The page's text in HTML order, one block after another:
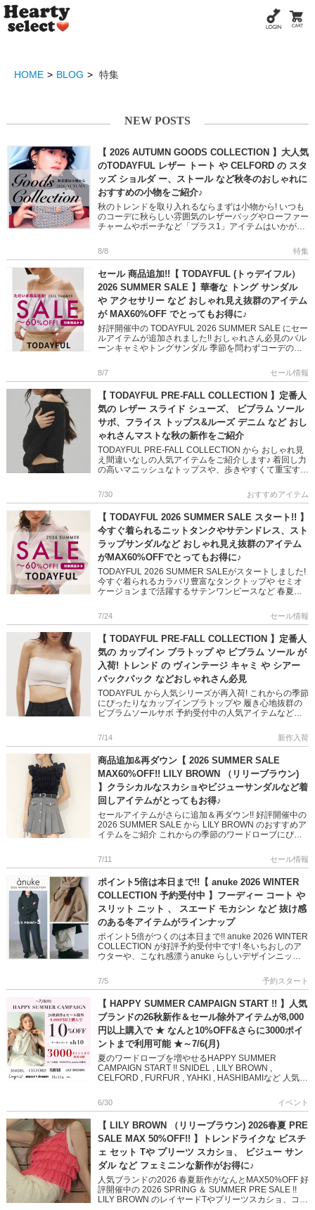
HOME BLOG 特集
NEW POSTS
【 2026 AUTUMN GOODS COLLECTION 】大人気
のTODAYFUL レザー トート や CELFORD の スタ
ッズ ショルダ ー、ストール など秋冬のおしゃれに
おすすめの小物をご紹介♪
秋のトレンドを取り入れるならまずは小物から! いつも
のコーデに秋らしい雰囲気のレザーバッグやローファー
チャームやポーチなど「プラス1」アイテムはいかがで
い小物をピック […]
8/8 特集
セール 商品追加!!【 TODAYFUL (トゥデイフル）
2026 SUMMER SALE 】華奢な トング サンダル
や アクセサリー など おしゃれ見え抜群のアイテム
が MAX60%OFF でとってもお得に♪
好評開催中の TODAYFUL 2026 SUMMER SALE にセー
ルアイテムが追加されました!! おしゃれさん必見のバル
ーンキャミやトングサンダル 季節を問わずコーデのア
8/7 セール情報
【 TODAYFUL PRE-FALL COLLECTION 】定番人
気の レザー スライド シューズ、 ビブラム ソール
サボ、フライス トップス&ルーズ デニム など おし
ゃれさんマストな秋の新作をご紹介
TODAYFUL PRE-FALL COLLECTION から おしゃれ見
え間違いなしの人気アイテムをご紹介します♪ 着回し力
の高いマニッシュなトップスや、歩きやすくて重宝する
7/30 おすすめアイテム
【 TODAYFUL 2026 SUMMER SALE スタート!! 】
今すぐ着られるニットタンクやサテンドレス、スト
ラップサンダルなど おしゃれ見え抜群のアイテム
がMAX60%OFFでとってもお得に♪
TODAYFUL 2026 SUMMER SALEがスタートしました!
今すぐ着られるカラバリ豊富なタンクトップや セミオ
ケージョンまで活躍するサテンワンピースなど 春夏の
7/24 セール情報
【 TODAYFUL PRE-FALL COLLECTION 】定番人
気の カップイン ブラトップ や ビブラム ソール が
入荷! トレンド の ヴィンテージ キャミ や シアー
バックパック などおしゃれさん必見
TODAYFUL から人気シリーズが再入荷! これからの季節
にぴったりなカップインブラトップや 履き心地抜群の
ビブラムソールサボ 予約受付中の人気アイテムなどご
かり ぜ […]
7/14 新作入荷
商品追加&再ダウン【 2026 SUMMER SALE
MAX60%OFF!! LILY BROWN （リリーブラウン)
】クラシカルなスカショやビジューサンダルなど着
回しアイテムがとってもお得♪
セールアイテムがさらに追加＆再ダウン!! 好評開催中の
2026 SUMMER SALE から LILY BROWN のおすすめア
イテムをご紹介 これからの季節のワードローブにぴっ
7/11 セール情報
ポイント5倍は本日まで!!【 anuke 2026 WINTER
COLLECTION 予約受付中 】フーディー コート や
スリット ニット 、 スエード モカシン など 抜け感
のある冬アイテムがラインナップ
ポイント5倍がつくのは本日まで!! anuke 2026 WINTER
COLLECTION が好評予約受付中です! 冬いちおしのア
ウターや、こなれ感漂うanuke らしいデザインニット
7/5 予約スタート
【 HAPPY SUMMER CAMPAIGN START !! 】人気
ブランドの26秋新作＆セール除外アイテムが8,000
円以上購入で ★ なんと10%OFF&さらに3000ポイ
ントまで利用可能 ★～7/6(月)
夏のワードローブを増やせるHAPPY SUMMER
CAMPAIGN START !! SNIDEL , LILY BROWN ,
CELFORD , FURFUR , YAHKI , HASHIBAMIなど 人気ブ
6/30 イベント
【 LILY BROWN （リリーブラウン) 2026春夏 PRE
SALE MAX 50%OFF!! 】トレンドライクな ビスチ
ェ セット Tや プリーツ スカショ、 ビジュー サン
ダル など フェミニンな新作がお得に♪
人気ブランドの2026 春夏新作がなんとMAX50%OFF 好
評開催中の 2026 SPRING ＆ SUMMER PRE SALE !!
LILY BROWN のレイヤードTやプリーツスカショ、コラ